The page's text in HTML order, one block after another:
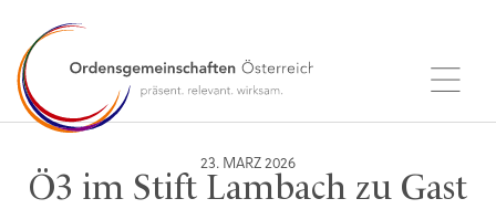
23. MÄRZ 2026
Ö3 im Stift Lambach zu Gast